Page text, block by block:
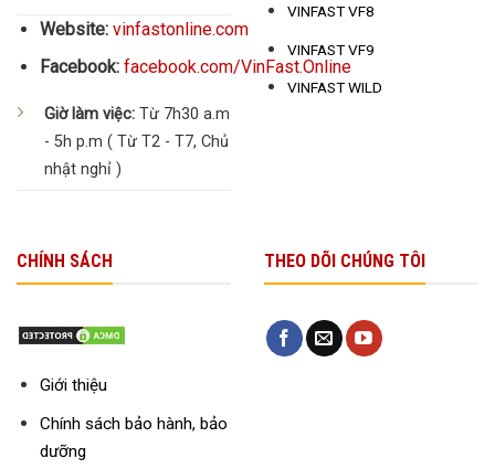
Website: vinfastonline.com
Facebook: facebook.com/VinFast.Online
Giờ làm việc: Từ 7h30 a.m
- 5h p.m ( Từ T2 - T7, Chủ
nhật nghỉ )
VINFAST VF8
VINFAST VF9
VINFAST WILD
CHÍNH SÁCH
Giới thiệu
Chính sách bảo hành, bảo
dưỡng
THEO DÕI CHÚNG TÔI